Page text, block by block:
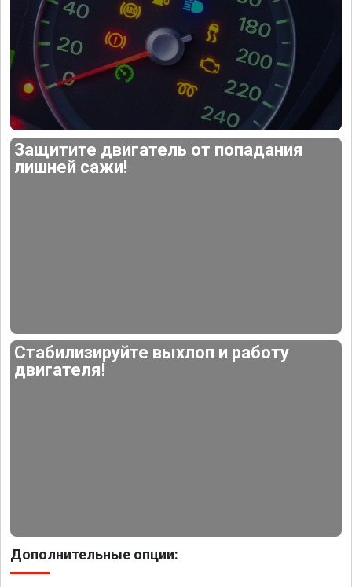
Защитите двигатель от попадания
лишней сажи!
Стабилизируйте выхлоп и работу
двигателя!
Дополнительные опции: